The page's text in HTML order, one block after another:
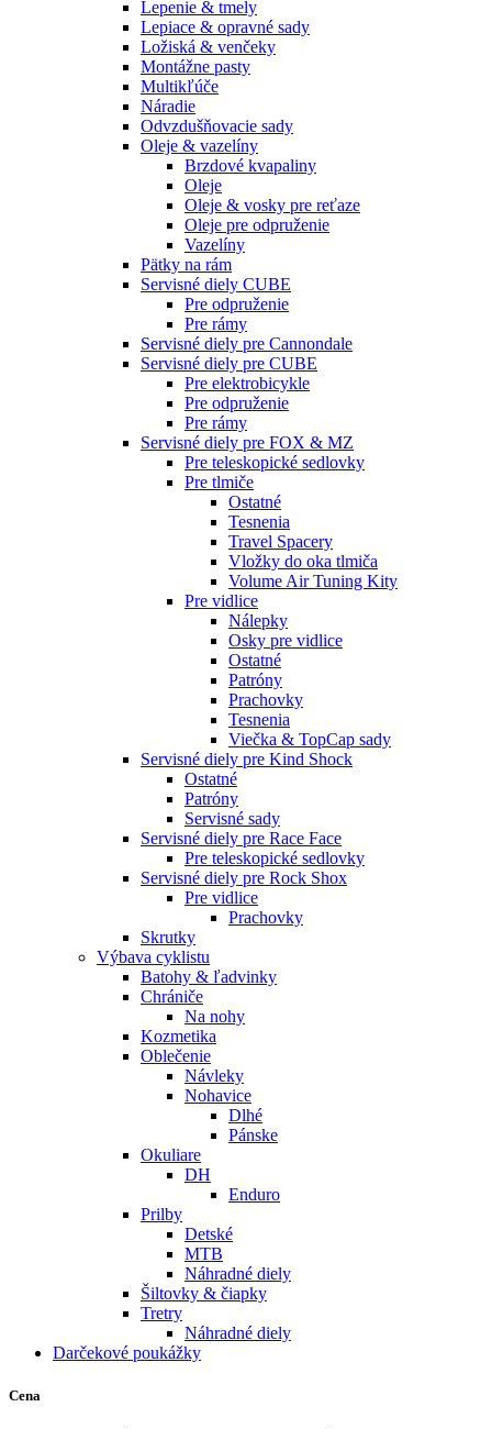
Lepenie & tmely
Lepiace & opravné sady
Ložiská & venčeky
Montážne pasty
Multikľúče
Náradie
Odvzdušňovacie sady
Oleje & vazelíny
Brzdové kvapaliny
Oleje
Oleje & vosky pre reťaze
Oleje pre odpruženie
Vazelíny
Pätky na rám
Servisné diely CUBE
Pre odpruženie
Pre rámy
Servisné diely pre Cannondale
Servisné diely pre CUBE
Pre elektrobicykle
Pre odpruženie
Pre rámy
Servisné diely pre FOX & MZ
Pre teleskopické sedlovky
Pre tlmiče
Ostatné
Tesnenia
Travel Spacery
Vložky do oka tlmiča
Volume Air Tuning Kity
Pre vidlice
Nálepky
Osky pre vidlice
Ostatné
Patróny
Prachovky
Tesnenia
Viečka & TopCap sady
Servisné diely pre Kind Shock
Ostatné
Patróny
Servisné sady
Servisné diely pre Race Face
Pre teleskopické sedlovky
Servisné diely pre Rock Shox
Pre vidlice
Prachovky
Skrutky
Výbava cyklistu
Batohy & ľadvinky
Chrániče
Na nohy
Kozmetika
Oblečenie
Návleky
Nohavice
Dlhé
Pánske
Okuliare
DH
Enduro
Prilby
Detské
MTB
Náhradné diely
Šiltovky & čiapky
Tretry
Náhradné diely
Darčekové poukážky
Cena